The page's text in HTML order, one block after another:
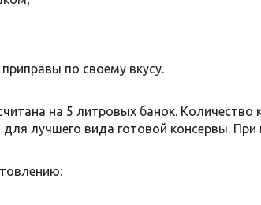
по своему вкусу.
на 5 литровых банок.
лучшего вида готовой консервы.